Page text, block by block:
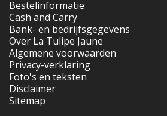
Bestelinformatie
Cash and Carry
Bank- en bedrijfsgegevens
Over La Tulipe Jaune
Algemene voorwaarden
Privacy-verklaring
Foto's en teksten
Disclaimer
Sitemap